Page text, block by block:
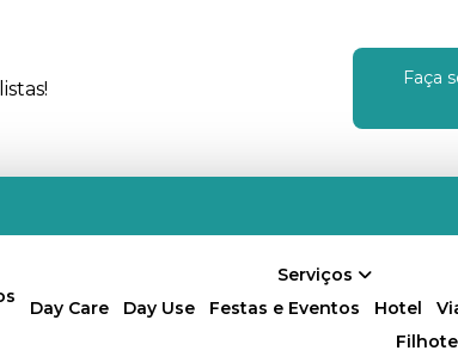
Faça
Serviços
Day Care
Day Use Festas e Eventos Hotel